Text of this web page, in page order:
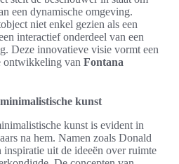
een dynamische omgeving.
niet enkel gezien als een
interactief onderdeel van een
Deze innovatieve visie vormt een
ontwikkeling van Fontana
kunst
kunst is evident in
na hem. Namen zoals Donald
uit de ideeën over ruimte